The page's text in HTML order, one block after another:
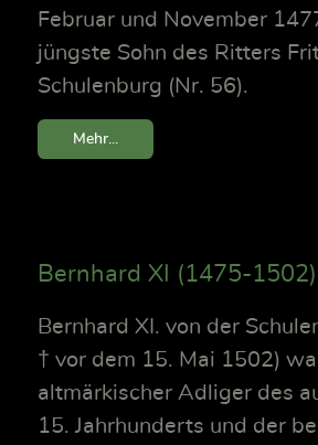
Februar und November
jüngste Sohn des Ritters
Schulenburg (Nr. 56).
Mehr...
Bernhard XI (1475-1502)
Bernhard XI. von der
† vor dem 15. Mai 1502)
altmärkischer Adliger des
15. Jahrhunderts und der